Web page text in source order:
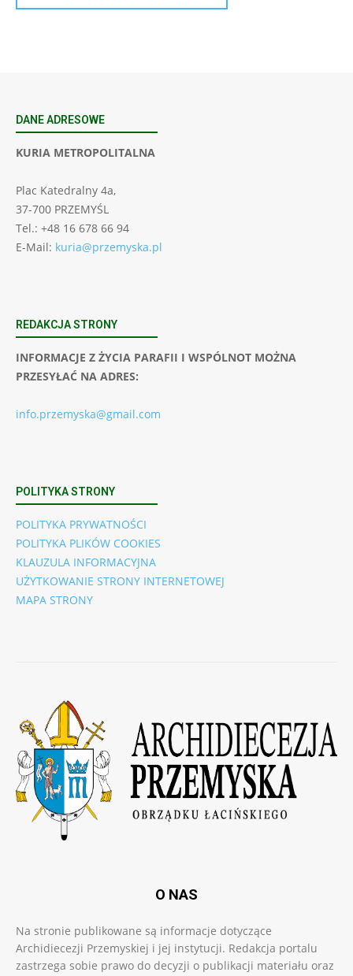
DANE ADRESOWE
KURIA METROPOLITALNA
Plac Katedralny 4a,
37-700 PRZEMYŚL
Tel.: +48 16 678 66 94
E-Mail: kuria@przemyska.pl
REDAKCJA STRONY
INFORMACJE Z ŻYCIA PARAFII I WSPÓLNOT MOŻNA
PRZESYŁAĆ NA ADRES:
info.przemyska@gmail.com
POLITYKA STRONY
POLITYKA PRYWATNOŚCI
POLITYKA PLIKÓW COOKIES
KLAUZULA INFORMACYJNA
UŻYTKOWANIE STRONY INTERNETOWEJ
MAPA STRONY
O NAS
Na stronie publikowane są informacje dotyczące
Archidiecezji Przemyskiej i jej instytucji. Redakcja portalu
zastrzega sobie prawo do decyzji o publikacji materiału oraz